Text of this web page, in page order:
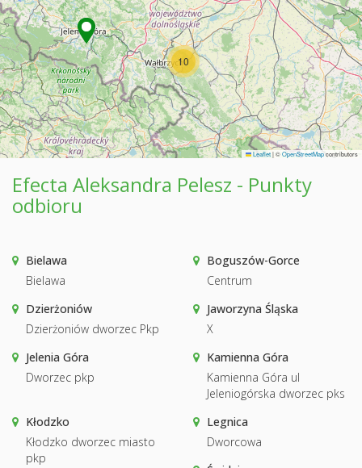
10
Leaflet|©OpenStreetMapcontributors
Efecta Aleksandra Pelesz - Punkty
odbioru
Bielawa
Bielawa
Boguszów-Gorce
Centrum
Dzierżoniów
Dzierżoniów dworzec Pkp
Jaworzyna Śląska
X
Jelenia Góra
Dworzec pkp
Kamienna Góra
Kamienna Góra ul
Jeleniogórska dworzec pks
Kłodzko
Kłodzko dworzec miasto
pkp
Legnica
Dworcowa